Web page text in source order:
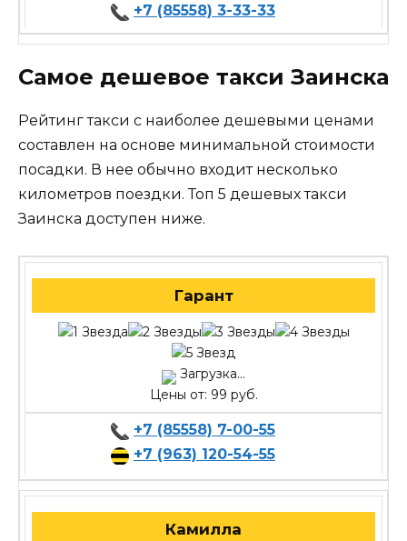
+7 (85558) 3-33-33
Самое дешевое такси Заинска
Рейтинг такси с наиболее дешевыми ценами
составлен на основе минимальной стоимости
посадки. В нее обычно входит несколько
километров поездки. Топ 5 дешевых такси
Заинска доступен ниже.
Гарант
Загрузка...
Цены от: 99 руб.
+7 (85558) 7-00-55
+7 (963) 120-54-55
Камилла